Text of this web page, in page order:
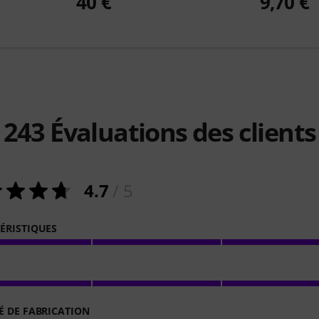
243 Évaluations des clients
4.7
DE FABRICATION